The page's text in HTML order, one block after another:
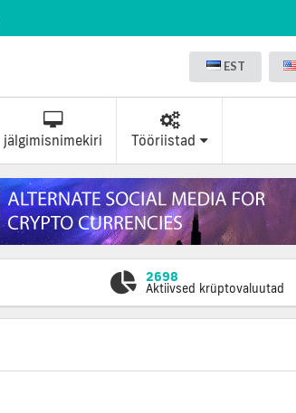
EST
jälgimisnimekiri Tööriistad
2698
Aktiivsed krüptovaluutad